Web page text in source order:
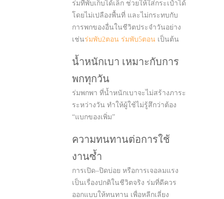
ร่มที่พับเก็บได้เล็ก ช่วยให้ใส่กระเป๋าได้
โดยไม่เปลืองพื้นที่ และไม่กระทบกับ
การพกของอื่นในชีวิตประจำวันอย่าง
เช่นร่มพับ2ตอน ร่มพับ5ตอน เป็นต้น
น้ำหนักเบา เหมาะกับการ
พกทุกวัน
ร่มพกพา ที่น้ำหนักเบาจะไม่สร้างภาระ
ระหว่างวัน ทำให้ผู้ใช้ไม่รู้สึกว่าต้อง
“แบกของเพิ่ม”
ความทนทานต่อการใช้
งานซ้ำ
การเปิด–ปิดบ่อย หรือการเจอลมแรง
เป็นเรื่องปกติในชีวิตจริง ร่มที่ดีควร
ออกแบบให้ทนทาน เพื่อหลีกเลี่ยง